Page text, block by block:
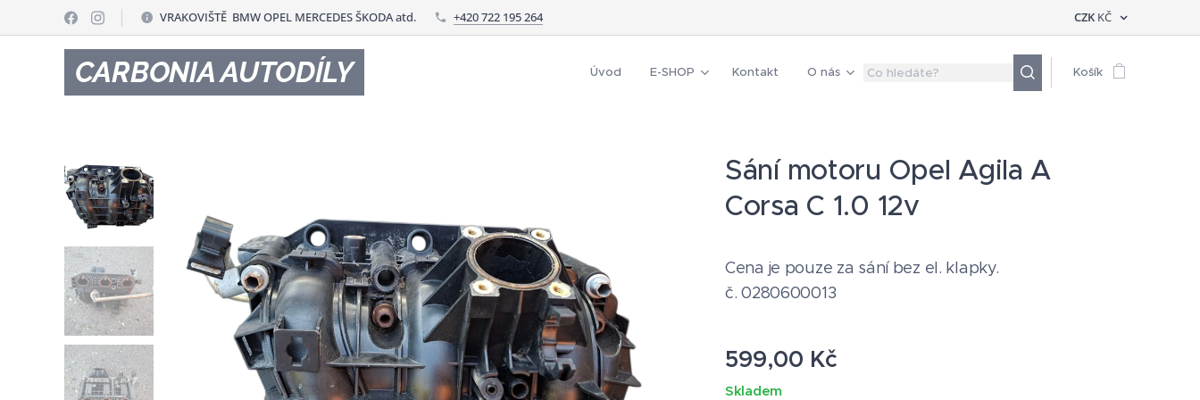
VRAKOVIŠTĚ BMW OPEL MERCEDES ŠKODA atd. +420 722 195 264 CZK KČ
CARBONIA AUTODÍLY Úvod E-SHOP Kontakt O nás Košík
Sání motoru Opel Agila A
Corsa C 1.0 12v
Cena je pouze za sání bez el. klapky.
č. 0280600013
599,00 Kč
Skladem